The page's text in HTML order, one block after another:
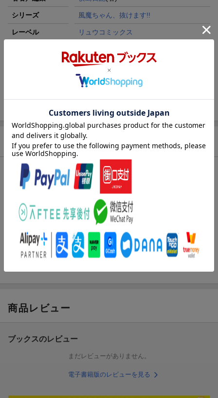
シリーズ 風魔ちゃん、抜けます!!
レーベル リュウコミックス
コミック
148p
ISBN 9784199509056
商品説明
内容紹介（JPROより）
久能の策略に乗り事務所に乗り込んだ美鈴。
そこには伊賀の忍たちが待ち構えていた。
それでも敵を圧倒する美鈴だったが、
彼女の前に服部半蔵が現れる。
風魔VS伊賀
商品レビュー
ブックスのレビュー
まだレビューがありません。
電子書籍版のレビューを見る